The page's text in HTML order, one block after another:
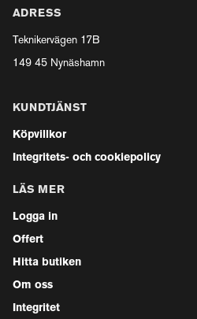
ADRESS
Teknikervägen 17B
149 45 Nynäshamn
KUNDTJÄNST
Köpvillkor
Integritets- och cookiepolicy
LÄS MER
Logga in
Offert
Hitta butiken
Om oss
Integritet